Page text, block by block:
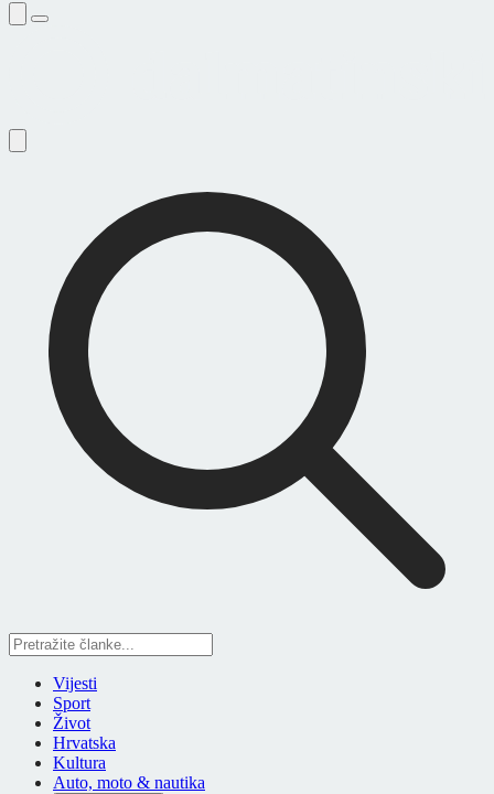
Vijesti
Sport
Život
Hrvatska
Kultura
Auto, moto & nautika